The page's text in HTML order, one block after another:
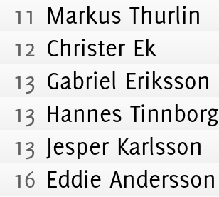
11 Markus Thurlin
12 Christer Ek
13 Gabriel Eriksson
13 Hannes Tinnborg
13 Jesper Karlsson
16 Eddie Andersson